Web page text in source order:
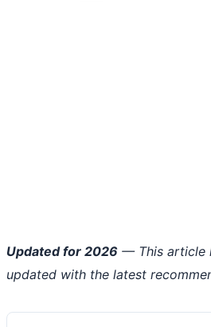
Updated for 2026 — This article
updated with the latest